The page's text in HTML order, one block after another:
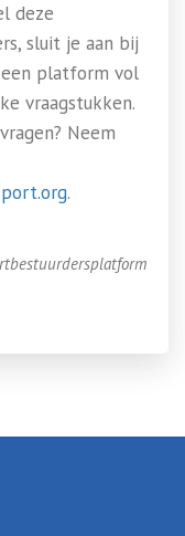
deze
sluit je aan bij
een platform vol
vraagstukken.
Neem
.